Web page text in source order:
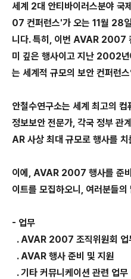
세계 2대 안티바이러스분야
07 컨퍼런스'가 오는 11월 28
니다. 특히, 이번 AVAR 2007
미 깊은 행사이고 지난 2002년
는 세계적 규모의 보안 컨퍼런
안철수연구소는 세계 최고의
정보보안 전문가, 각국 정부
AR 사상 최대 규모로 행사를
이에, AVAR 2007 행사를 준
이트를 모집하오니, 여러분들
- 업무
. AVAR 2007 조직위원회 업
. AVAR 행사 준비 및 지원
. 기타 커뮤니케이션 관련 업무